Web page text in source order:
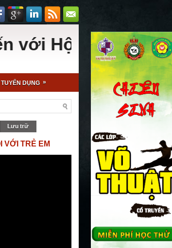
Hội Cờ Vua -
TUYỂN DỤNG »
Lưu trữ
VỚI TRẺ EM